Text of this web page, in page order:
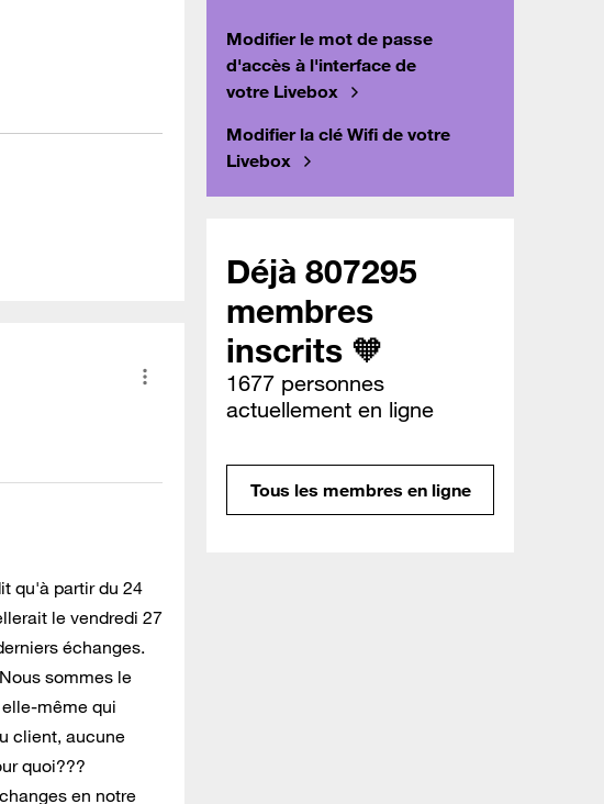
qu'à partir du 24
le vendredi 27
échanges.
sommes le
même qui
client, aucune
quoi???
en notre
Modifier le mot de passe
d'accès à l'interface de
votre Livebox
Modifier la clé Wifi de votre
Livebox
Déjà 807295
membres
inscrits 🧡
1677 personnes
actuellement en ligne
Tous les membres en ligne